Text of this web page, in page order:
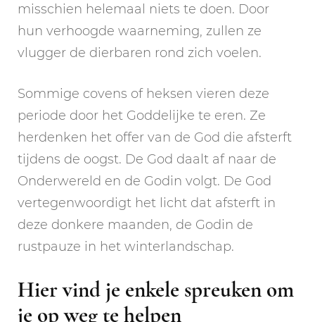
misschien helemaal niets te doen. Door
hun verhoogde waarneming, zullen ze
vlugger de dierbaren rond zich voelen.
Sommige covens of heksen vieren deze
periode door het Goddelijke te eren. Ze
herdenken het offer van de God die afsterft
tijdens de oogst. De God daalt af naar de
Onderwereld en de Godin volgt. De God
vertegenwoordigt het licht dat afsterft in
deze donkere maanden, de Godin de
rustpauze in het winterlandschap.
Hier vind je enkele spreuken om
je op weg te helpen